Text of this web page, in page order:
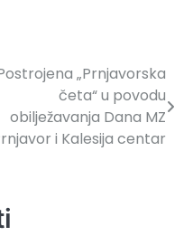
„Prnjavorska
četa“ u povodu
obilježavanja Dana MZ
i Kalesija centar